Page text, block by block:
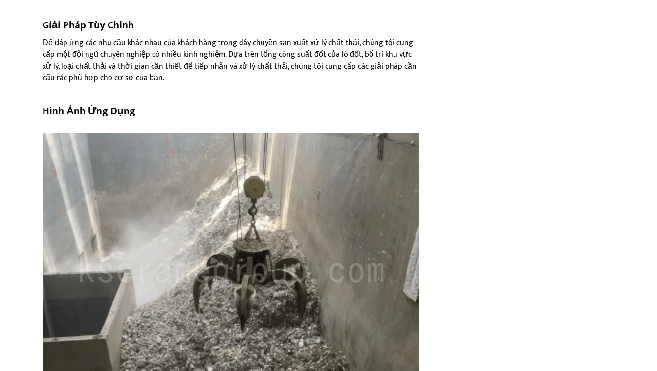
Giải Pháp Tùy Chỉnh
Để đáp ứng các nhu cầu khác nhau của khách hàng trong dây chuyền sản xuất xử lý chất thải, chúng tôi cung
cấp một đội ngũ chuyên nghiệp có nhiều kinh nghiệm. Dựa trên tổng công suất đốt của lò đốt, bố trí khu vực
xử lý, loại chất thải và thời gian cần thiết để tiếp nhận và xử lý chất thải, chúng tôi cung cấp các giải pháp cần
cẩu rác phù hợp cho cơ sở của bạn.
Hình Ảnh Ứng Dụng